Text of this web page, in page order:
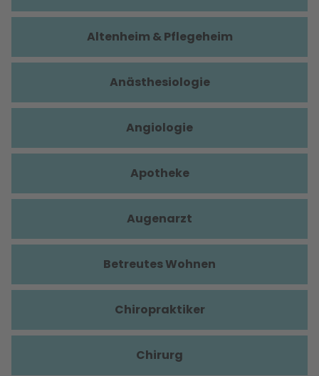
Altenheim & Pflegeheim
Anästhesiologie
Angiologie
Apotheke
Augenarzt
Betreutes Wohnen
Chiropraktiker
Chirurg